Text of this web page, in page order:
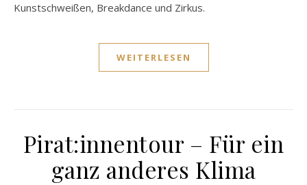
Kunstschweißen, Breakdance und Zirkus.
WEITERLESEN
Pirat:innentour – Für ein
ganz anderes Klima